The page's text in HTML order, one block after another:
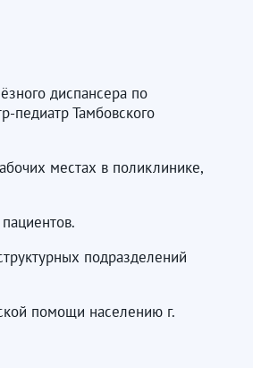
диспансера по
педиатр Тамбовского
местах в поликлинике,
подразделений
помощи населению г.